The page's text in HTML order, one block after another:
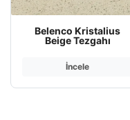
Belenco Kristalius
Beige Tezgahı
İncele